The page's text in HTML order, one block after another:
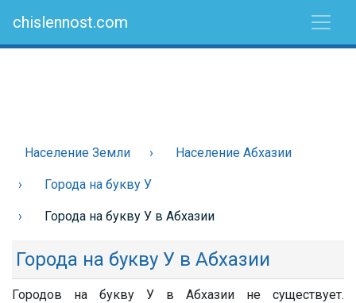
chislennost.com
Население Земли Население Абхазии
Города на букву У
Города на букву У в Абхазии
Города на букву У в Абхазии
Городов на букву У в Абхазии не существует.